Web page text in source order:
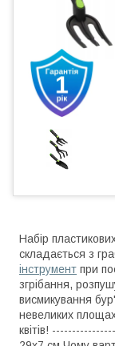
Набір
складається з
інструмент при
згрібання,
висмикування
невеликих
квітів!